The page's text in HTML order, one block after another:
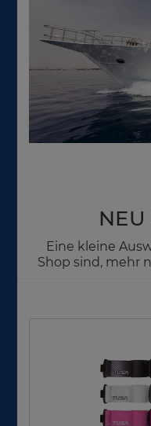
Eine kleine
Shop sind, mehr